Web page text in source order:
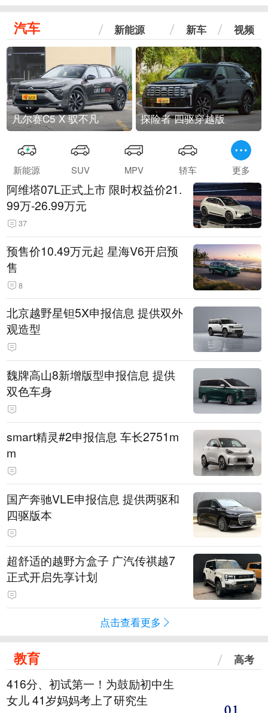
汽车 新能源 新车 视频
凡尔赛C5 X 驭不凡 探险者 四驱穿越版
新能源 SUV MPV 轿车 更多
阿维塔07L正式上市 限时权益价21.
99万-26.99万元
37
预售价10.49万元起 星海V6开启预
售
8
北京越野星钽5X申报信息 提供双外
观造型
魏牌高山8新增版型申报信息 提供
双色车身
smart精灵#2申报信息 车长2751m
m
国产奔驰VLE申报信息 提供两驱和
四驱版本
超舒适的越野方盒子 广汽传祺越7
正式开启先享计划
点击查看更多
教育 高考
416分、初试第一！为鼓励初中生
女儿 41岁妈妈考上了研究生